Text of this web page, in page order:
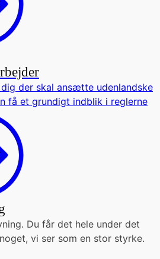
der skal ansætte udenlandske
få et grundigt indblik i reglerne
Du får det hele under det
vi ser som en stor styrke.